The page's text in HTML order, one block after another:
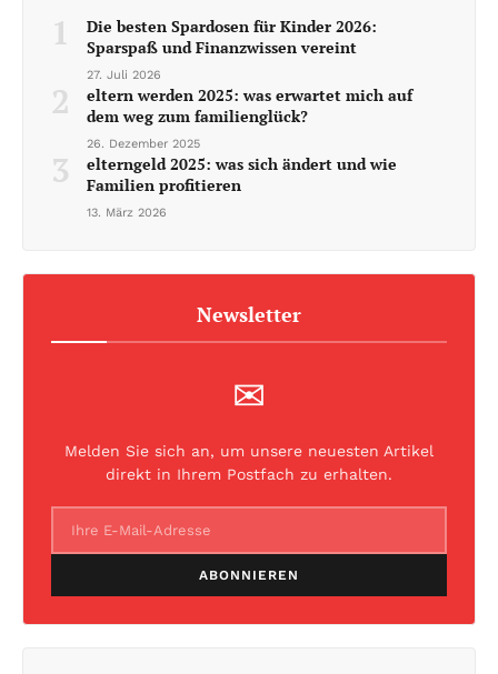
1
Die besten Spardosen für Kinder 2026:
Sparspaß und Finanzwissen vereint
27. Juli 2026
2
eltern werden 2025: was erwartet mich auf
dem weg zum familienglück?
26. Dezember 2025
3
elterngeld 2025: was sich ändert und wie
Familien profitieren
13. März 2026
Newsletter
✉
Melden Sie sich an, um unsere neuesten Artikel
direkt in Ihrem Postfach zu erhalten.
ABONNIEREN